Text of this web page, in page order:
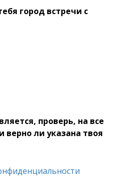
город встречи с
проверь, на все
верно ли указана твоя